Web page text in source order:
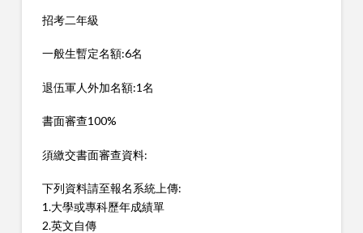
招考二年級
一般生暫定名額:6名
退伍軍人外加名額:1名
書面審查100%
須繳交書面審查資料:
下列資料請至報名系統上傳:
1.大學或專科歷年成績單
2.英文自傳